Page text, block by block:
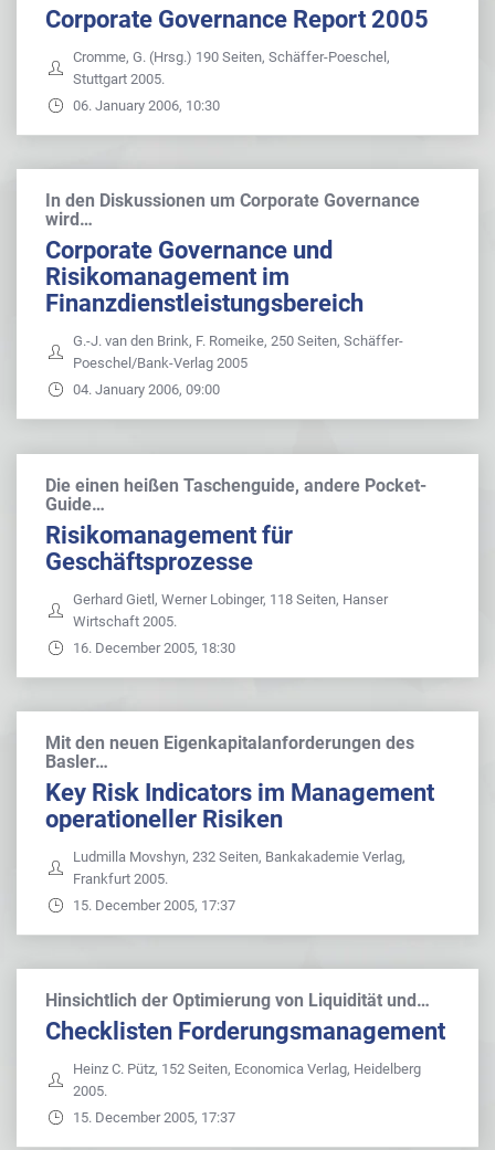
Corporate Governance Report 2005
Cromme, G. (Hrsg.) 190 Seiten, Schäffer-Poeschel,
Stuttgart 2005.
06. January 2006, 10:30
In den Diskussionen um Corporate Governance
wird…
Corporate Governance und
Risikomanagement im
Finanzdienstleistungsbereich
G.-J. van den Brink, F. Romeike, 250 Seiten, Schäffer-
Poeschel/Bank-Verlag 2005
04. January 2006, 09:00
Die einen heißen Taschenguide, andere Pocket-
Guide…
Risikomanagement für
Geschäftsprozesse
Gerhard Gietl, Werner Lobinger, 118 Seiten, Hanser
Wirtschaft 2005.
16. December 2005, 18:30
Mit den neuen Eigenkapitalanforderungen des
Basler…
Key Risk Indicators im Management
operationeller Risiken
Ludmilla Movshyn, 232 Seiten, Bankakademie Verlag,
Frankfurt 2005.
15. December 2005, 17:37
Hinsichtlich der Optimierung von Liquidität und…
Checklisten Forderungsmanagement
Heinz C. Pütz, 152 Seiten, Economica Verlag, Heidelberg
2005.
15. December 2005, 17:37